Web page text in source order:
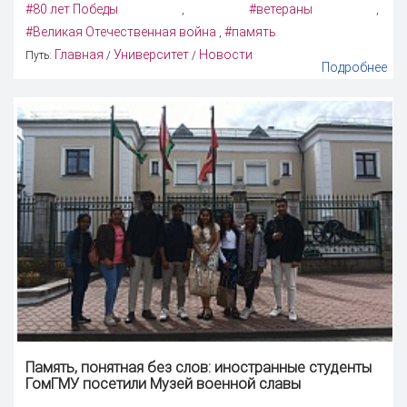
#80 лет Победы , #ветераны ,
#Великая Отечественная война , #память
Путь: Главная / Университет / Новости
Подробнее
Память, понятная без слов: иностранные студенты
ГомГМУ посетили Музей военной славы